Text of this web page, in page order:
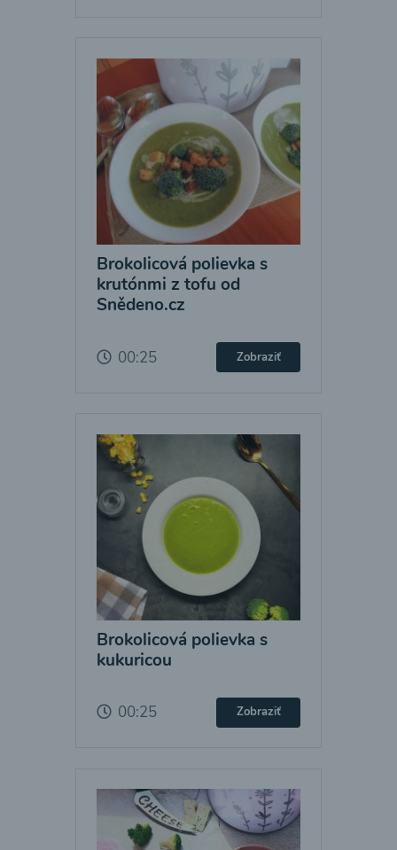
Brokolicová polievka s
krutónmi z tofu od
Snědeno.cz
00:25 Zobraziť
Brokolicová polievka s
kukuricou
00:25 Zobraziť